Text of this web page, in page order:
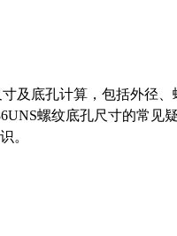
及底孔计算，包括外径
螺纹底孔尺寸的常见
。